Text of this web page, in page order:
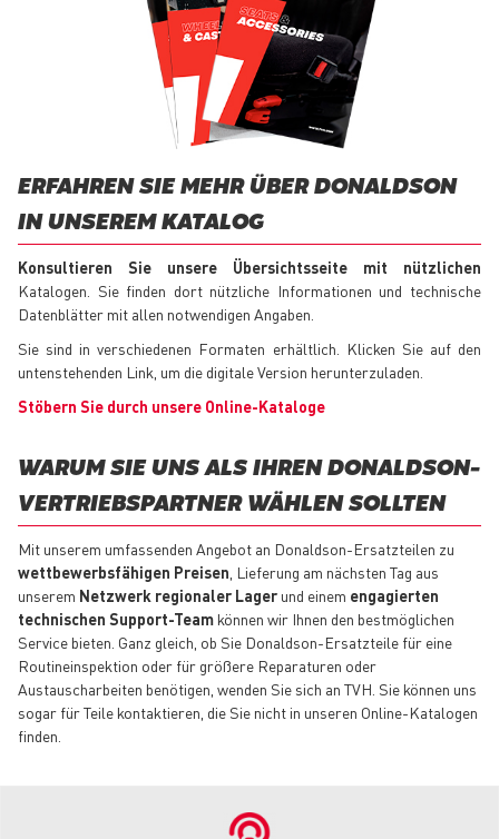
ERFAHREN SIE MEHR ÜBER DONALDSON
IN UNSEREM KATALOG
Konsultieren Sie unsere Übersichtsseite mit nützlichen
Katalogen. Sie finden dort nützliche Informationen und technische
Datenblätter mit allen notwendigen Angaben.
Sie sind in verschiedenen Formaten erhältlich. Klicken Sie auf den
untenstehenden Link, um die digitale Version herunterzuladen.
Stöbern Sie durch unsere Online-Kataloge
WARUM SIE UNS ALS IHREN DONALDSON-
VERTRIEBSPARTNER WÄHLEN SOLLTEN
Mit unserem umfassenden Angebot an Donaldson-Ersatzteilen zu
wettbewerbsfähigen Preisen , Lieferung am nächsten Tag aus
unserem Netzwerk regionaler Lager und einem engagierten
technischen Support-Team können wir Ihnen den bestmöglichen
Service bieten. Ganz gleich, ob Sie Donaldson-Ersatzteile für eine
Routineinspektion oder für größere Reparaturen oder
Austauscharbeiten benötigen, wenden Sie sich an TVH. Sie können uns
sogar für Teile kontaktieren, die Sie nicht in unseren Online-Katalogen
finden.